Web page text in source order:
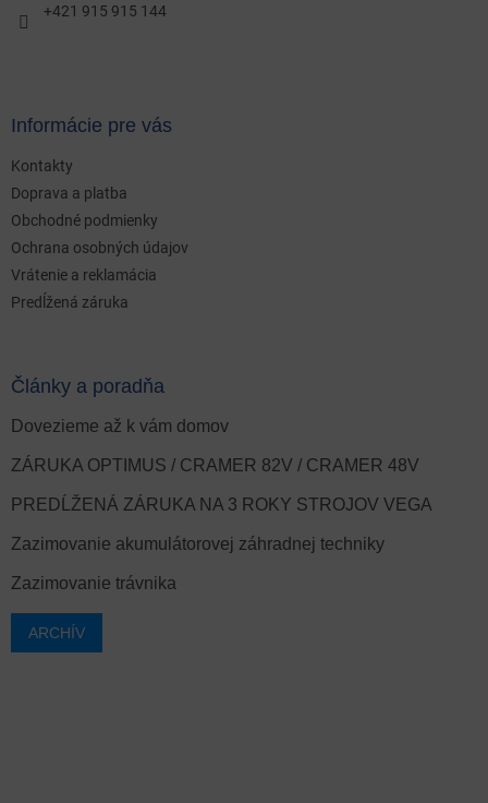
+421 915 915 144
Informácie pre vás
Kontakty
Doprava a platba
Obchodné podmienky
Ochrana osobných údajov
Vrátenie a reklamácia
Predĺžená záruka
Články a poradňa
Dovezieme až k vám domov
ZÁRUKA OPTIMUS / CRAMER 82V / CRAMER 48V
PREDĹŽENÁ ZÁRUKA NA 3 ROKY STROJOV VEGA
Zazimovanie akumulátorovej záhradnej techniky
Zazimovanie trávnika
ARCHÍV